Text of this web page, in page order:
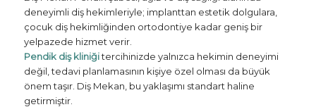
deneyimli diş hekimleriyle; implanttan estetik dolgulara,
çocuk diş hekimliğinden ortodontiye kadar geniş bir
yelpazede hizmet verir.
Pendik diş kliniğitercihinizde yalnızca hekimin deneyimi
değil, tedavi planlamasının kişiye özel olması da büyük
önem taşır. Diş Mekan, bu yaklaşımı standart haline
getirmiştir.